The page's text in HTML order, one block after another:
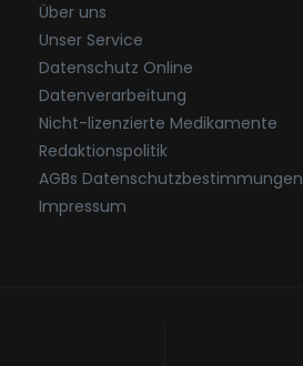
Über uns
Unser Service
Datenschutz Online
Datenverarbeitung
Nicht-lizenzierte Medikamente
Redaktionspolitik
AGBs Datenschutzbestimmungen
Impressum